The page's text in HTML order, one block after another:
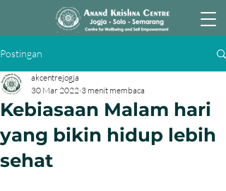
Postingan
Kebiasaan Malam hari
yang bikin hidup lebih
sehat
akcentrejogja
30 Mar 2022 3 menit membaca